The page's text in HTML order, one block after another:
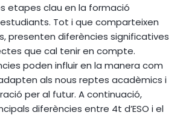
etapes clau en la formació
Tot i que comparteixen
presenten diferències significatives
que cal tenir en compte.
poden influir en la manera com
als nous reptes acadèmics i
per al futur. A continuació,
diferències entre 4t d’ESO i el